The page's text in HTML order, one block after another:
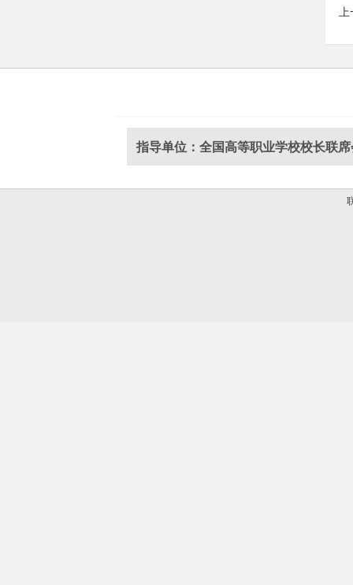
上
指导单位：全国高等职业学校校长联